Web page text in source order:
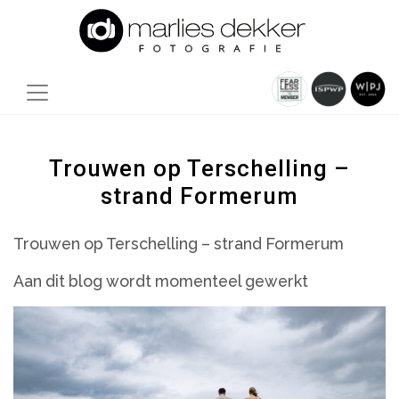
Trouwen op Terschelling –
strand Formerum
Trouwen op Terschelling – strand Formerum
Aan dit blog wordt momenteel gewerkt